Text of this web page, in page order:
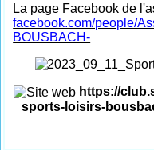
La page Facebook de
facebook.com/people/
BOUSBACH-
https://
sports-loisirs-